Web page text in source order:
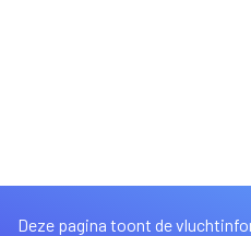
Deze pagina toont de